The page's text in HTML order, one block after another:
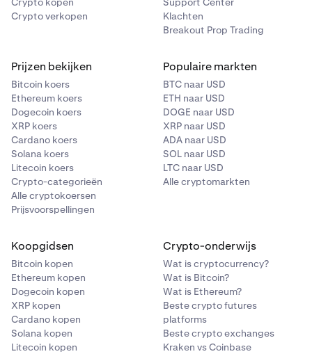
Crypto verkopen
Klachten
Breakout Prop Trading
Prijzen bekijken
Bitcoin koers
Ethereum koers
Dogecoin koers
XRP koers
Cardano koers
Solana koers
Litecoin koers
Crypto-categorieën
Alle cryptokoersen
Prijsvoorspellingen
Populaire markten
BTC naar USD
ETH naar USD
DOGE naar USD
XRP naar USD
ADA naar USD
SOL naar USD
LTC naar USD
Alle cryptomarkten
Koopgidsen
Bitcoin kopen
Ethereum kopen
Dogecoin kopen
XRP kopen
Cardano kopen
Solana kopen
Litecoin kopen
Crypto-onderwijs
Wat is cryptocurrency?
Wat is Bitcoin?
Wat is Ethereum?
Beste crypto futures
platforms
Beste crypto exchanges
Kraken vs Coinbase